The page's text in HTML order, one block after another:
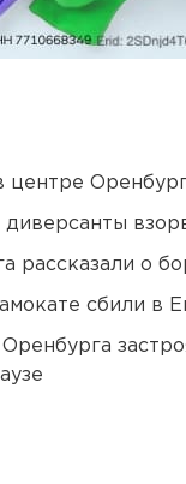
диверсанты
рассказали о
сбили в